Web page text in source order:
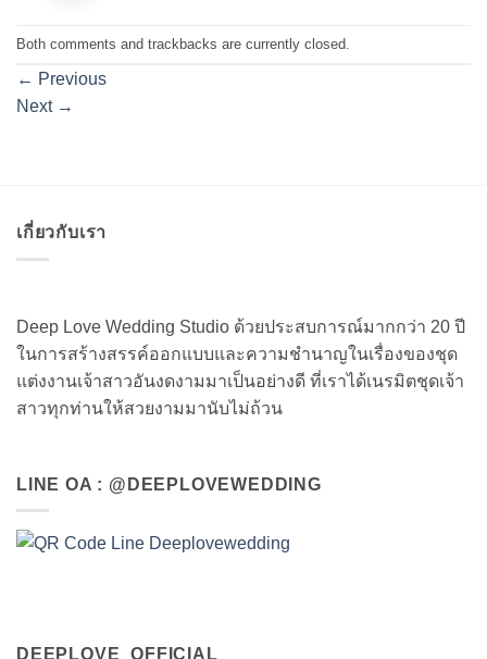
Both comments and trackbacks are currently closed.
← Previous
Next →
เกี่ยวกับเรา
Deep Love Wedding Studio ด้วยประสบการณ์มากกว่า 20 ปี
ในการสร้างสรรค์ออกแบบและความชำนาญในเรื่องของชุด
แต่งงานเจ้าสาวอันงดงามมาเป็นอย่างดี ที่เราได้เนรมิตชุดเจ้า
สาวทุกท่านให้สวยงามมานับไม่ถ้วน
LINE OA : @DEEPLOVEWEDDING
DEEPLOVE_OFFICIAL